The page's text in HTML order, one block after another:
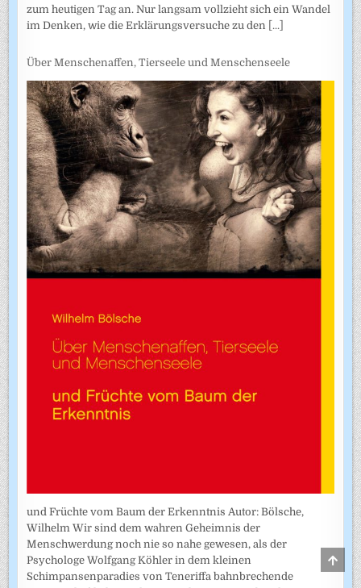
zum heutigen Tag an. Nur langsam vollzieht sich ein Wandel
im Denken, wie die Erklärungsversuche zu den [...]
Über Menschenaffen, Tierseele und Menschenseele
und Früchte vom Baum der Erkenntnis Autor: Bölsche,
Wilhelm Wir sind dem wahren Geheimnis der
Menschwerdung noch nie so nahe gewesen, als der
Psychologe Wolfgang Köhler in dem kleinen
Schimpansenparadies von Teneriffa bahnbrechende
TO
TOP